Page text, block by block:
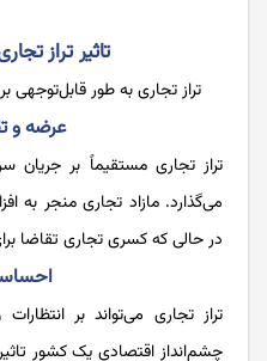
تاثیر تراز
تراز تجاری به طور قابل‌توجهی
عرضه و
تراز تجاری مستقیماً بر جریان
می‌گذارد. مازاد تجاری منجر به
در حالی که کسری تجاری تقاضا
تراز تجاری می‌تواند بر
چشم‌انداز اقتصادی یک کشور تاثیر